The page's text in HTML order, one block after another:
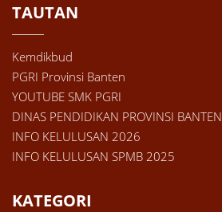
TAUTAN
Kemdikbud
PGRI Provinsi Banten
YOUTUBE SMK PGRI
DINAS PENDIDIKAN PROVINSI BANTEN
INFO KELULUSAN 2026
INFO KELULUSAN SPMB 2025
KATEGORI